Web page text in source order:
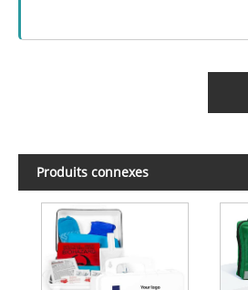
Produits connexes